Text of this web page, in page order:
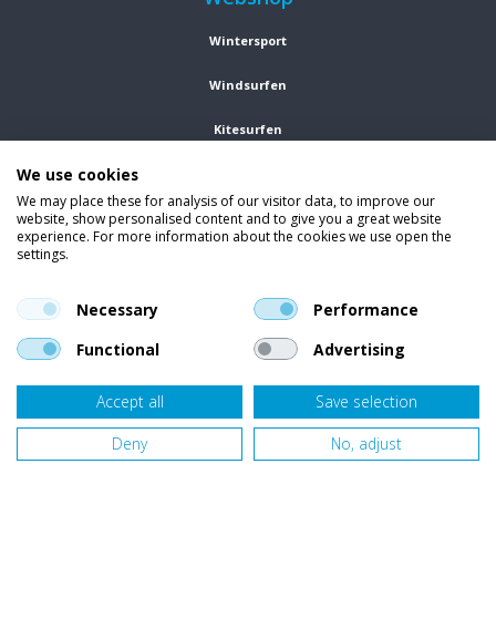
Wintersport
Windsurfen
Kitesurfen
Kleding
Vind ons op social media
En blijf op de hoogte van trends, aanbiedingen en kortingsacties.
Onze klanten beoordelen Van Bellen Wind & Snowgemiddeld met een
op basis van455beoordelingen.
We use cookies
We may place these for analysis of our visitor data, to improve our
website, show personalised content and to give you a great website
experience. For more information about the cookies we use open the
settings.
Necessary
Performance
Functional
Advertising
Accept all
Save selection
Deny
No, adjust